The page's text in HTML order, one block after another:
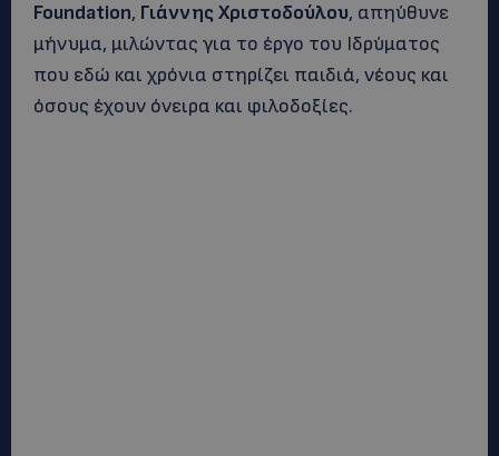
Foundation, Γιάννης Χριστοδούλου, απηύθυνε
μήνυμα, μιλώντας για το έργο του Ιδρύματος
που εδώ και χρόνια στηρίζει παιδιά, νέους και
όσους έχουν όνειρα και φιλοδοξίες.